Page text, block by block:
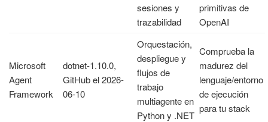
sesiones y
trazabilidad
primitivas de
OpenAI
Microsoft
Agent
Framework
dotnet-1.10.0,
GitHub el 2026-
06-10
Orquestación,
despliegue y
flujos de
trabajo
multiagente en
Python y .NET
Comprueba la
madurez del
lenguaje/entorno
de ejecución
para tu stack